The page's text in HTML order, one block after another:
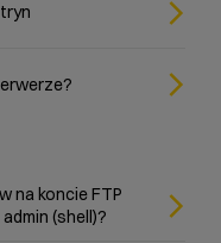
na koncie FTP
(shell)?